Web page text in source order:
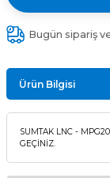
Bugün sipariş
Ürün Bilgisi
SUMTAK LNC -
GEÇİNİZ.